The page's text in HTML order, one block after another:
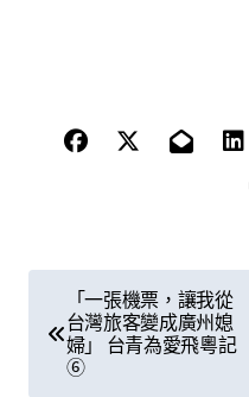
章
「一張機票，讓我從
台灣旅客變成廣州媳
婦」 台青為愛飛粵記
⑥